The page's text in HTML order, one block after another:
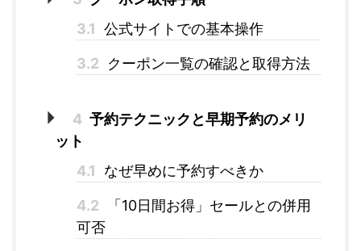
3.1 公式サイトでの基本操作
3.2 クーポン一覧の確認と取得方法
4 予約テクニックと早期予約のメリ
ット
4.1
なぜ早めに予約すべきか
4.2
「10日間お得」セールとの併用
可否